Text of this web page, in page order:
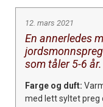
12. mars 2021
En annerledes
som tåler 5-6
Farge og duft:
med lett syltet preg